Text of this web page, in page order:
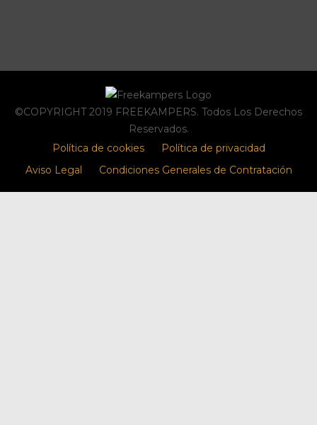
©COPYRIGHT 2019 FREEKAMPERS. Todos Los Derechos
Reservados.
Política de cookies
Política de privacidad
Aviso Legal
Condiciones Generales de Contratación